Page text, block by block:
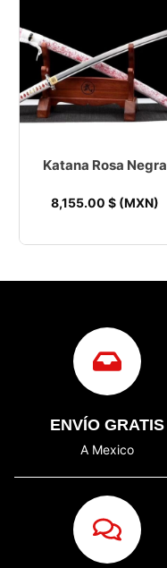
Katana Rosa Negra
8,155.00 $ (MXN)
ENVÍO GRATIS
A Mexico